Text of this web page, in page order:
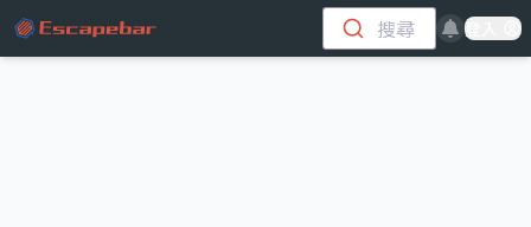
跳至主要內容
搜尋 登入